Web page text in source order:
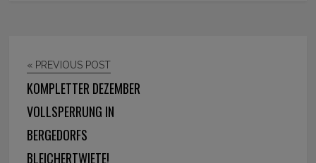
« PREVIOUS POST
KOMPLETTER DEZEMBER
VOLLSPERRUNG IN
BERGEDORFS
BLEICHERTWIETE!